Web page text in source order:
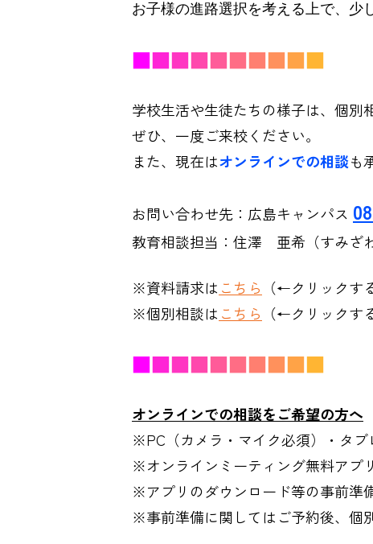
お子様の進路選択を考える上で、 少
■■■■■■■■■■
学校生活や生徒たちの様子は、個別
ぜひ、一度ご来校ください。
また、現在はオンラインでの相談も
お問い合わせ先：広島キャンパス
教育相談担当：住澤 亜希（すみ
※資料請求は こちら （←クリックす
※個別相談は こちら （←クリックす
■■■■■■■■■■
オンラインでの相談をご希望の方へ
※PC（カメラ・マイク必須）・タブ
※オンラインミーティング無料アプリ
※アプリのダウンロード等の事前準
※事前準備に関してはご予約後、個